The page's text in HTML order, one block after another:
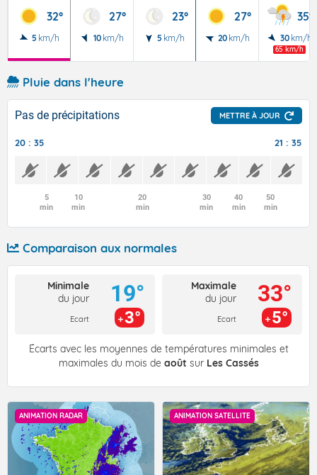
32°
5 km/h
27°
10 km/h
23°
5 km/h
27°
20 km/h
35°
30 km/h
65 km/h
Pluie dans l'heure
Pas de précipitations METTRE À JOUR
20 : 35 21 : 35
5
min
10
min
20
min
30
min
40
min
50
min
Comparaison aux normales
Minimale
du jour
Ecart
19°
3°
Maximale
du jour
Ecart
33°
5°
Écarts avec les moyennes de températures minimales et
maximales du mois de août sur Les Cassés
ANIMATION RADAR ANIMATION SATELLITE